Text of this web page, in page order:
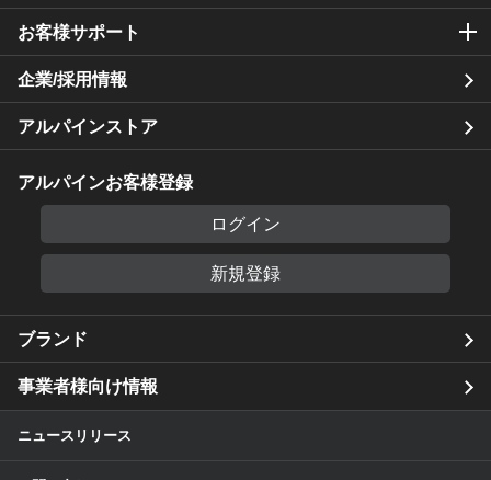
お客様サポート
企業/採用情報
アルパインストア
アルパインお客様登録
ログイン
新規登録
ブランド
事業者様向け情報
ニュースリリース